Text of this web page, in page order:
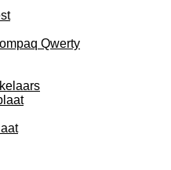
Qwerty